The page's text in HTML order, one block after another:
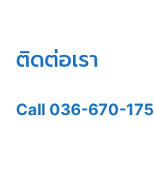
ติดต่อเรา
Call 036-670-175